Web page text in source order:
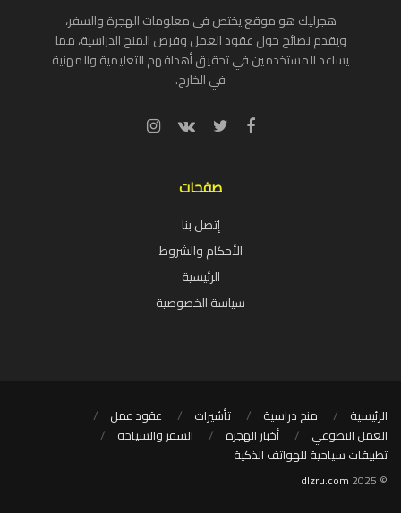
هجرليك هو موقع يختص في معلومات الهجرة والسفر،
ويقدم نصائح حول عقود العمل وفرص المنح الدراسية، مما
يساعد المستخدمين في تحقيق أهدافهم التعليمية والمهنية
في الخارج.
صفحات
إتصل بنا
الأحكام والشروط
الرئيسية
سياسة الخصوصية
الرئيسية منح دراسية تأشيرات
عقود عمل
العمل التطوعي
أخبار الهجرة
السفر والسياحة
تطبيقات سياحية للهواتف الذكية
© 2025
dlzru.com